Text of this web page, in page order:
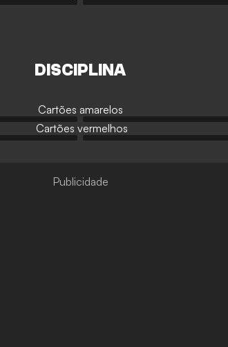
DISCIPLINA
Cartões amarelos
Cartões vermelhos